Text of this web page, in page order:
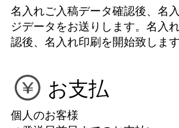
名入れご入稿データ確認後、名
ジデータをお送りします。名入
認後、名入れ印刷を開始致します
お支払
個人のお客様